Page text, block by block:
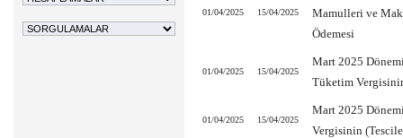
01/04/2025 15/04/2025
Mamulleri ve
Ödemesi
01/04/2025 15/04/2025
Mart 2025
Tüketim
01/04/2025 15/04/2025
Mart 2025
Vergisinin